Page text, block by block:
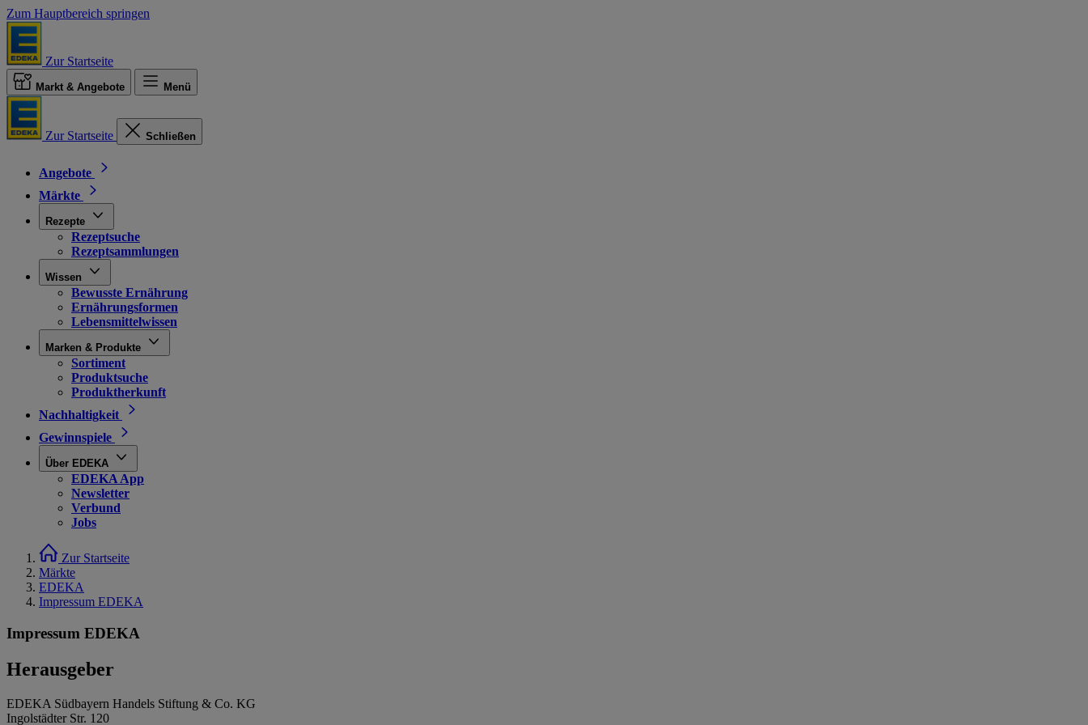
Zum Hauptbereich springen
Zur Startseite
Markt & Angebote Menü
Zur Startseite Schließen
Angebote
Märkte
Rezepte
Rezeptsuche
Rezeptsammlungen
Wissen
Bewusste Ernährung
Ernährungsformen
Lebensmittelwissen
Marken & Produkte
Sortiment
Produktsuche
Produktherkunft
Nachhaltigkeit
Gewinnspiele
Über EDEKA
EDEKA App
Newsletter
Verbund
Jobs
Zur Startseite
Märkte
EDEKA
Impressum EDEKA
Impressum EDEKA
Herausgeber
EDEKA Südbayern Handels Stiftung & Co. KG
Ingolstädter Str. 120